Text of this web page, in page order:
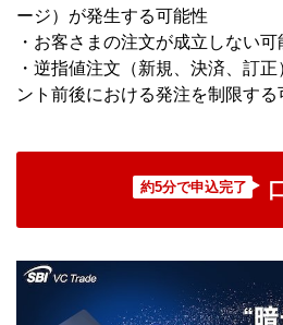
ージ）が発生する可能性
・お客さまの注文が成立しない可
・逆指値注文（新規、決済、訂
ント前後における発注を制限する
約5分で申込完了